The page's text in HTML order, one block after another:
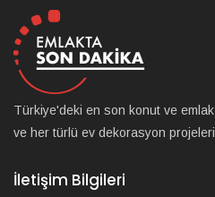
Türkiye'deki en son konut ve
ve her türlü ev dekorasyon
İletişim Bilgileri